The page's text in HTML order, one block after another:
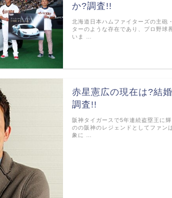
か?調査!!
北海道日本ハムファイターズの主砲
ターのような存在であり、プロ野球
いま …
赤星憲広の現在は?結
調査!!
阪神タイガースで5年連続盗塁王に
のの阪神のレジェンドとしてファン
象に …